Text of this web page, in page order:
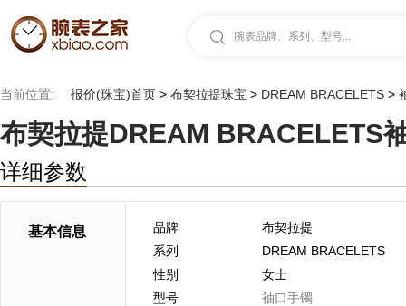
腕表品牌、系列、型号...
当前位置: 报价(珠宝)首页 > 布契拉提珠宝 > DREAM BRACELETS >
布契拉提DREAM BRACELETS
详细参数
基本信息 品牌
布契拉提
系列
DREAM BRACELETS
性别
女士
型号
袖口手镯